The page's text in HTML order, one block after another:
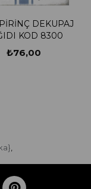
DEKUPAJ
KOD 8300
₺76,00
,